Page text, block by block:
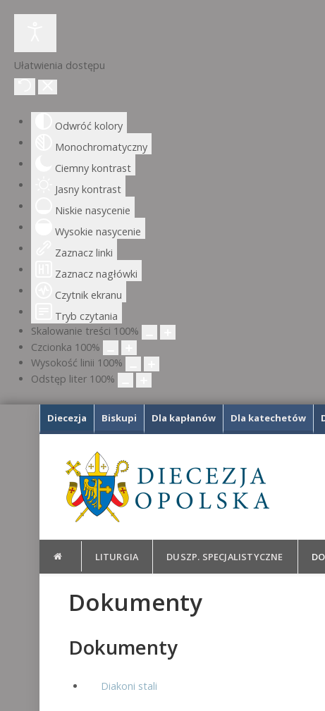
Ułatwienia dostępu
Odwróć kolory
Monochromatyczny
Ciemny kontrast
Jasny kontrast
Niskie nasycenie
Wysokie nasycenie
Zaznacz linki
Zaznacz nagłówki
Czytnik ekranu
Tryb czytania
Skalowanie treści 100%
Czcionka 100%
Wysokość linii 100%
Odstęp liter 100%
Diecezja Biskupi Dla kapłanów Dla katechetów
LITURGIA DUSZP. SPECJALISTYCZNE
Dokumenty
Dokumenty
Diakoni stali